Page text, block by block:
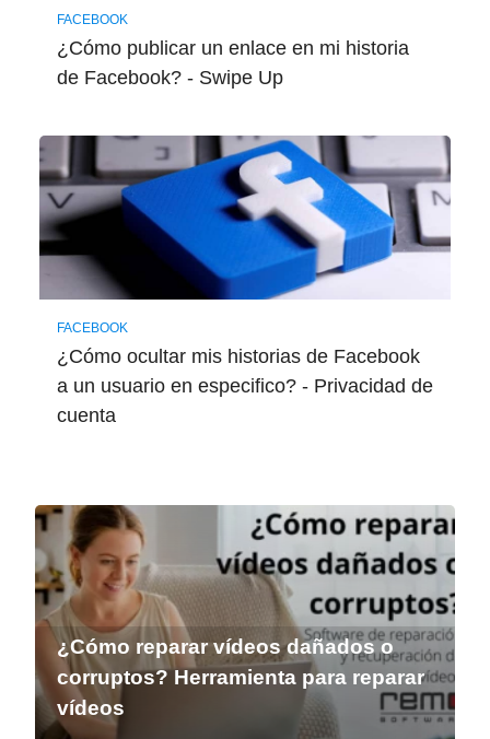
FACEBOOK
¿Cómo publicar un enlace en mi historia
de Facebook? - Swipe Up
FACEBOOK
¿Cómo ocultar mis historias de Facebook
a un usuario en especifico? - Privacidad de
cuenta
¿Cómo reparar vídeos dañados o
corruptos? Herramienta para reparar
vídeos